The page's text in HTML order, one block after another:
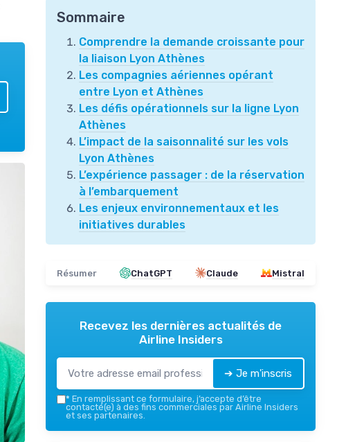
Sommaire
Comprendre la demande croissante pour
la liaison Lyon Athènes
Les compagnies aériennes opérant
entre Lyon et Athènes
Les défis opérationnels sur la ligne Lyon
Athènes
L’impact de la saisonnalité sur les vols
Lyon Athènes
L’expérience passager : de la réservation
à l’embarquement
Les enjeux environnementaux et les
initiatives durables
Résumer ChatGPT Claude Mistral
Recevez les dernières actualités de
Airline Insiders
➔ Je m'inscris
* En remplissant ce formulaire, j’accepte d’être
contacté(e) à des fins commerciales par Airline Insiders
et ses partenaires.